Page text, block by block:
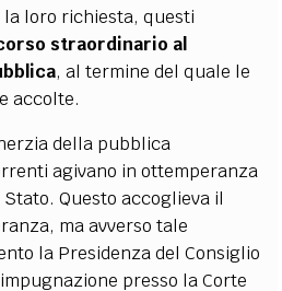
la loro richiesta, questi
straordinario al
, al termine del quale le
accolte.
della pubblica
agivano in ottemperanza
Questo accoglieva il
ma avverso tale
la Presidenza del Consiglio
presso la Corte